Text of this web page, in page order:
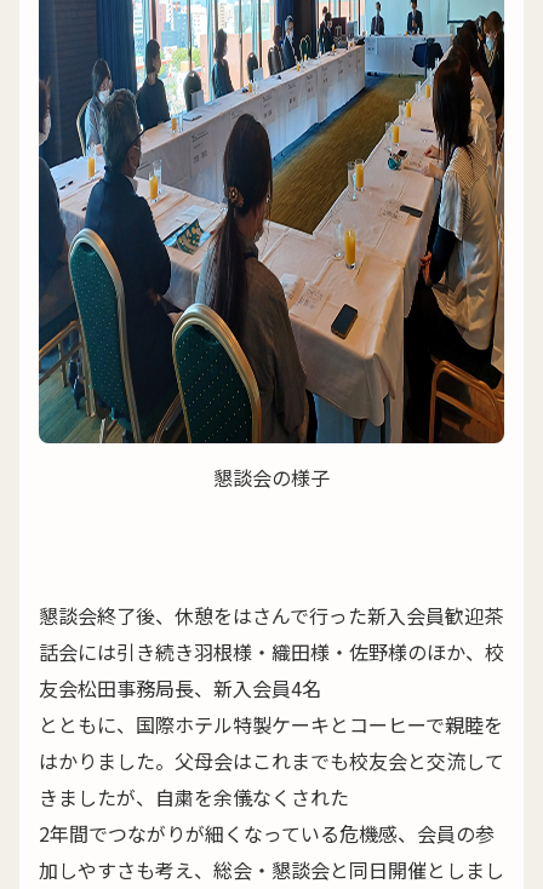
懇談会の様子
懇談会終了後、休憩をはさんで行った新入会員歓迎茶
話会には引き続き羽根様・織田様・佐野様のほか、校
友会松田事務局長、新入会員4名
とともに、国際ホテル特製ケーキとコーヒーで親睦を
はかりました。父母会はこれまでも校友会と交流して
きましたが、自粛を余儀なくされた
2年間でつながりが細くなっている危機感、会員の参
加しやすさも考え、総会・懇談会と同日開催としまし